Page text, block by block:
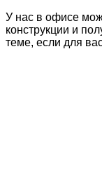
У нас в офисе
конструкции и
теме, если для